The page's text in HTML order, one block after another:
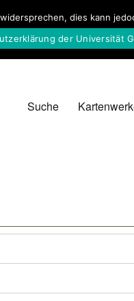
Suche
dies kann
der Universität